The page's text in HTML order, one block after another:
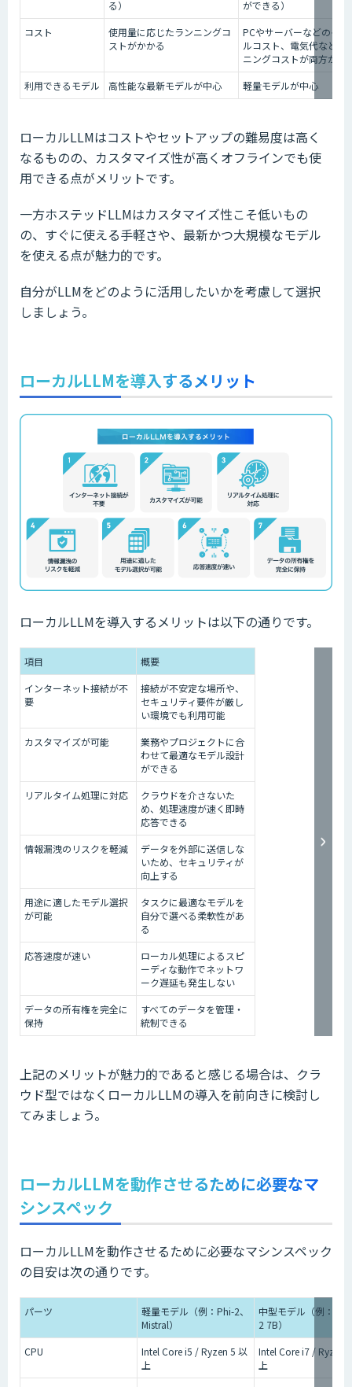
る）
ができる）
コスト
使用量に応じたランニングコ
ストがかかる
PCやサーバーなどのイ
ルコスト、電気代などの
ニングコストが両方かか
利用できるモデル
高性能な最新モデルが中心 軽量モデルが中心
ローカルLLMはコストやセットアップの難易度は高く
なるものの、カスタマイズ性が高くオフラインでも使
用できる点がメリットです。
一方ホステッドLLMはカスタマイズ性こそ低いもの
の、すぐに使える手軽さや、最新かつ大規模なモデル
を使える点が魅力的です。
自分がLLMをどのように活用したいかを考慮して選択
しましょう。
ローカルLLMを導入するメリット
ローカルLLMを導入するメリットは以下の通りです。
項目
概要
インターネット接続が不
要
接続が不安定な場所や、
セキュリティ要件が厳し
い環境でも利用可能
カスタマイズが可能
業務やプロジェクトに合
わせて最適なモデル設計
ができる
リアルタイム処理に対応
クラウドを介さないた
め、処理速度が速く即時
応答できる
情報漏洩のリスクを軽減
データを外部に送信しな
いため、セキュリティが
向上する
用途に適したモデル選択
が可能
タスクに最適なモデルを
自分で選べる柔軟性があ
る
応答速度が速い
ローカル処理によるスピ
ーディな動作でネットワ
ーク遅延も発生しない
データの所有権を完全に
保持
すべてのデータを管理・
統制できる
上記のメリットが魅力的であると感じる場合は、クラ
ウド型ではなくローカルLLMの導入を前向きに検討し
てみましょう。
ローカルLLMを動作させるために必要なマ
シンスペック
ローカルLLMを動作させるために必要なマシンスペック
の目安は次の通りです。
パーツ
軽量モデル（例：Phi-2、
Mistral）
中型モデル（例：
2 7B）
CPU
Intel Core i5 / Ryzen 5 以
上
Intel Core i7 / Ryzen
上